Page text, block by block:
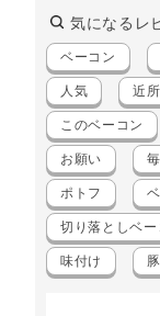
気になるレ
ベーコン
人気 近
このベーコン
お願い
ポトフ
切り落としベー
味付け